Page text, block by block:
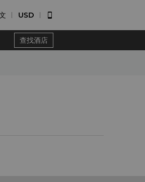
USD 
查找酒店